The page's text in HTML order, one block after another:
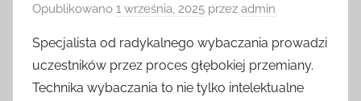
Opublikowano 1 września, 2025 przez admin
Specjalista od radykalnego wybaczania prowadzi
uczestników przez proces głębokiej przemiany.
Technika wybaczania to nie tylko intelektualne